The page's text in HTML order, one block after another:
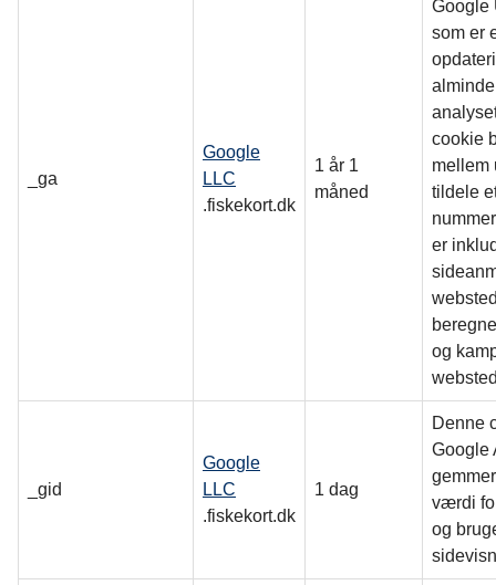
_ga
Google
LLC
.fiskekort.dk
1 år 1
måned
Google
som er
cookie
mellem
tildele
er
og
_gid
Google
LLC
.fiskekort.dk
1 dag
Denne
Google
værdi
og